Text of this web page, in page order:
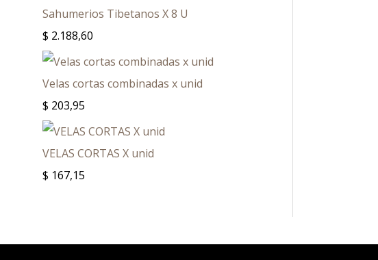
Sahumerios Tibetanos X 8 U
$ 2.188,60
Velas cortas combinadas x unid
$ 203,95
VELAS CORTAS X unid
$ 167,15